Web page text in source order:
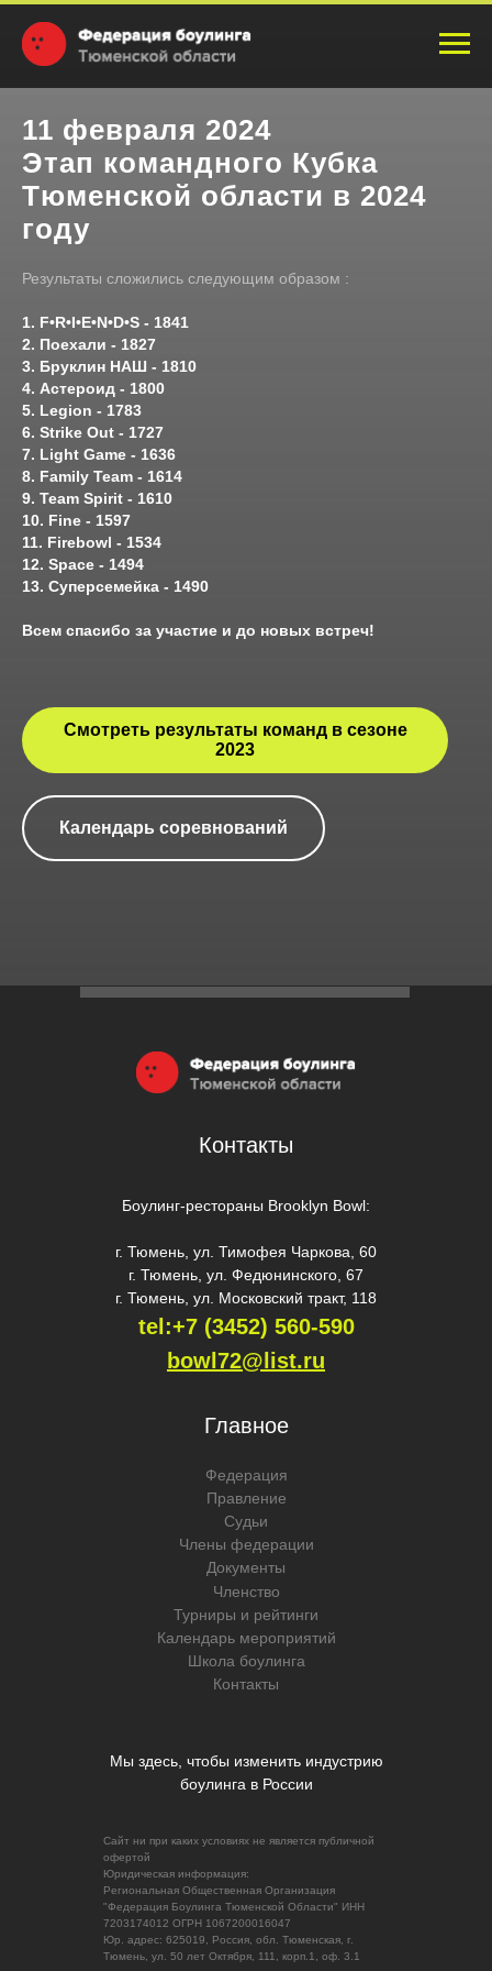
11 февраля 2024
Этап командного Кубка
Тюменской области в 2024
году
Результаты сложились следующим образом :
1. F•R•I•E•N•D•S - 1841
2. Поехали - 1827
3. Бруклин НАШ - 1810
4. Астероид - 1800
5. Legion - 1783
6. Strike Out - 1727
7. Light Game - 1636
8. Family Team - 1614
9. Team Spirit - 1610
10. Fine - 1597
11. Firebowl - 1534
12. Space - 1494
13. Суперсемейка - 1490
Всем спасибо за участие и до новых встреч!
Смотреть результаты команд в сезоне
2023
Календарь соревнований
Сайт ни при каких условиях не является публичной
офертой
Юридическая информация:
Региональная Общественная Организация
"Федерация Боулинга Тюменской Области" ИНН
7203174012 ОГРН 1067200016047
Юр. адрес: 625019, Россия, обл. Тюменская, г.
Тюмень, ул. 50 лет Октября, 111, корп.1, оф. 3.1
Контакты
Боулинг-рестораны Brooklyn Bowl:
г. Тюмень, ул. Тимофея Чаркова, 60
г. Тюмень, ул. Федюнинского, 67
г. Тюмень, ул. Московский тракт, 118
tel:+7 (3452) 560-590
bowl72@list.ru
Мы здесь, чтобы изменить индустрию
боулинга в России
Главное
Федерация
Правление
Судьи
Члены федерации
Документы
Членство
Турниры и рейтинги
Календарь мероприятий
Школа боулинга
Контакты